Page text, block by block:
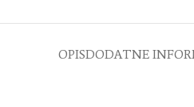
OPISDODATNE